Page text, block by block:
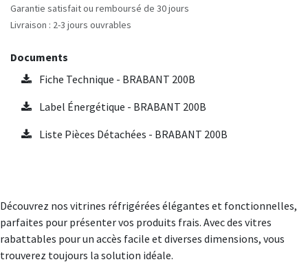
Garantie satisfait ou remboursé de 30 jours
Livraison : 2-3 jours ouvrables
Documents
Fiche Technique - BRABANT 200B
Label Énergétique - BRABANT 200B
Liste Pièces Détachées - BRABANT 200B
Découvrez nos vitrines réfrigérées élégantes et fonctionnelles,
parfaites pour présenter vos produits frais. Avec des vitres
rabattables pour un accès facile et diverses dimensions, vous
trouverez toujours la solution idéale.